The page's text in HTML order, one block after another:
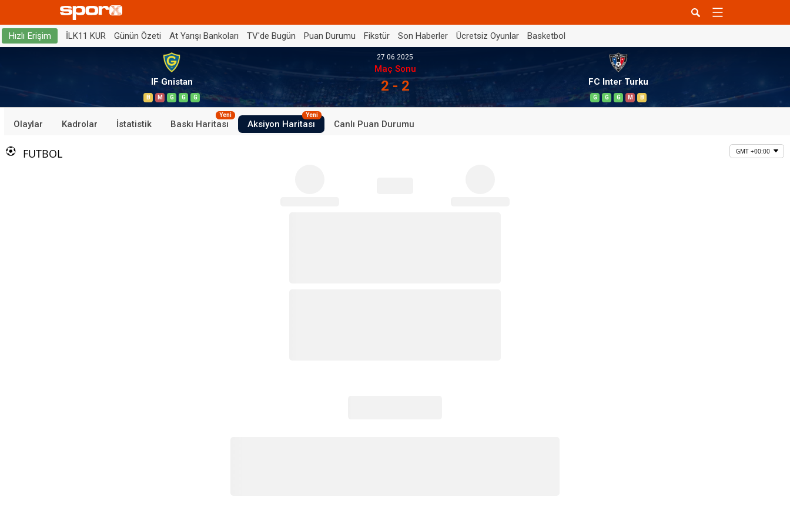
Hızlı Erişim İLK11 KUR Günün Özeti At Yarışı Bankoları TV'de Bugün Puan Durumu Fikstür Son Haberler Ücretsiz Oyunlar Basketbol
IF Gnistan
B M G G G
27.06.2025
Maç Sonu
2 - 2 FC Inter Turku
G G G M B
Olaylar Kadrolar İstatistik Baskı Haritası
Yeni
Aksiyon Haritası
Yeni
Canlı Puan Durumu
FUTBOL GMT +00:00